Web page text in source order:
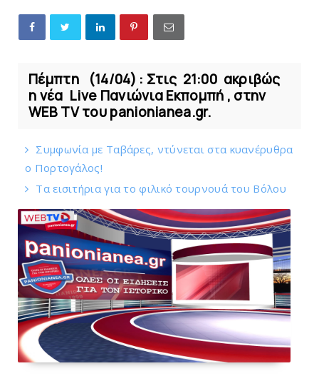
Πέμπτη (14/04) : Στις 21:00 ακριβώς
η νέα Live Πανιώνια Εκπομπή , στην
WEB TV του panionianea.gr.
Συμφωνία με Tαβάρες, ντύνεται στα κυανέρυθρα
ο Πορτογάλος!
Tα εισιτήρια για το φιλικό τουρνουά του Bόλου